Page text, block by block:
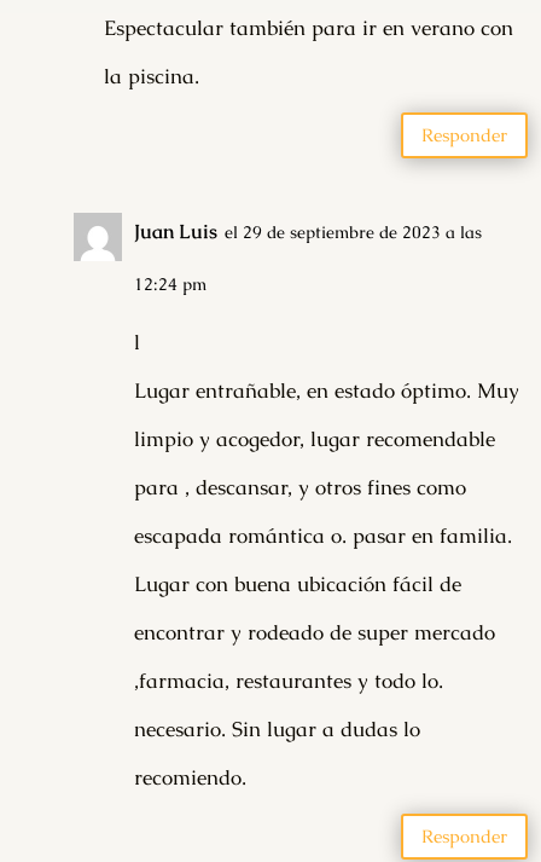
Espectacular también para ir en verano con
la piscina.
Responder
Juan Luis el 29 de septiembre de 2023 a las
12:24 pm
l
Lugar entrañable, en estado óptimo. Muy
limpio y acogedor, lugar recomendable
para , descansar, y otros fines como
escapada romántica o. pasar en familia.
Lugar con buena ubicación fácil de
encontrar y rodeado de super mercado
,farmacia, restaurantes y todo lo.
necesario. Sin lugar a dudas lo
recomiendo.
Responder